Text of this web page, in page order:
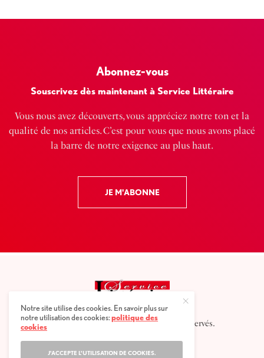
Abonnez-vous
Souscrivez dès maintenant à Service Littéraire
Vous nous avez découverts, vous appréciez notre ton et la
qualité de nos articles. C’est pour vous que nous avons placé
la barre de notre exigence au plus haut.
JE M'ABONNE
2025 © Service littéraire, tous droits réservés.
Notre site utilise des cookies. En savoir plus sur
notre utilisation des cookies:politique des
cookies
J'ACCEPTE L'UTILISATION DE COOKIES.